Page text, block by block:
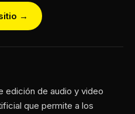
→
edición de audio y video
que permite a los